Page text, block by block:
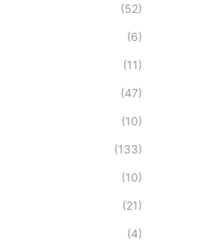
(52)
(6)
(11)
(47)
(10)
(133)
(10)
(21)
(4)